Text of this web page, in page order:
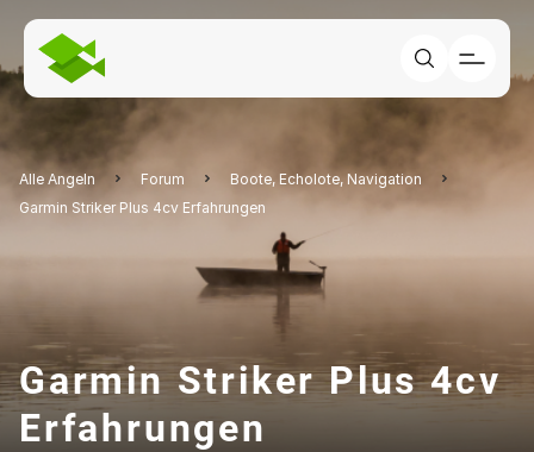
Alle Angeln Forum
Boote, Echolote, Navigation
Garmin Striker Plus 4cv Erfahrungen
Garmin Striker Plus 4cv
Erfahrungen